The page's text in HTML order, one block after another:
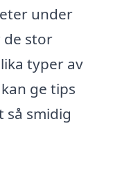
under
de stor
typer av
ge tips
smidig